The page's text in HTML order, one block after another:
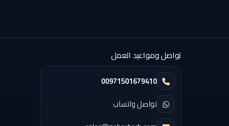
تواصل ومواعيد العمل
00971501679410
تواصل واتساب